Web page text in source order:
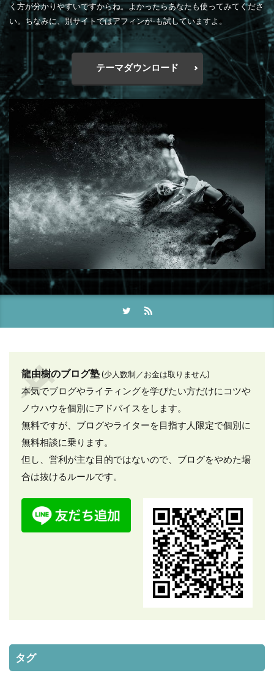
く方が分かりやすいですからね。よかったらあなたも使ってみてくださ
い。ちなみに、別サイトではアフィンが-も試していますよ。
テーマダウンロード
龍由樹のブログ塾(少人数制／お金は取りません)
本気でブログやライティングを学びたい方だけにコツや
ノウハウを個別にアドバイスをします。
無料ですが、ブログやライターを目指す人限定で個別に
無料相談に乗ります。
但し、営利が主な目的ではないので、ブログをやめた場
合は抜けるルールです。
タグ